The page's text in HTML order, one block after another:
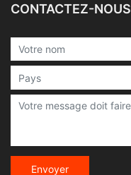
CONTACTEZ-NOUS
Envoyer